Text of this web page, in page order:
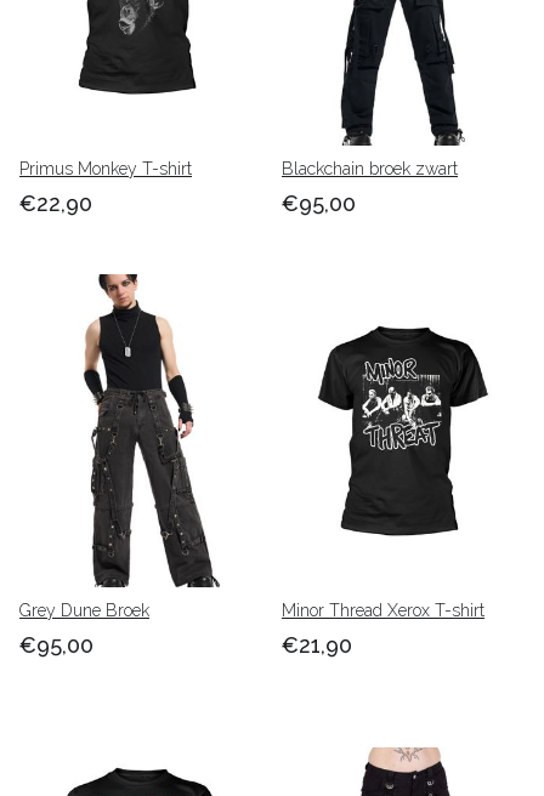
Primus Monkey T-shirt
€22,90
Blackchain broek zwart
€95,00
Grey Dune Broek
€95,00
Minor Thread Xerox T-shirt
€21,90